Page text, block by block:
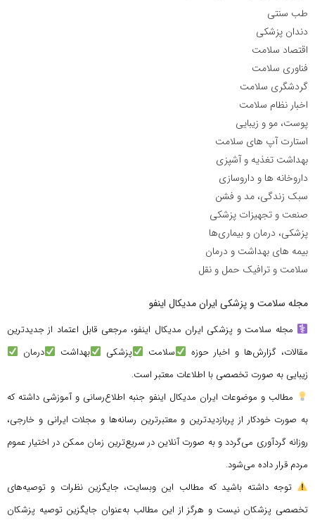
طب سنتی
دندان پزشکی
اقتصاد سلامت
فناوری سلامت
گردشگری سلامت
اخبار نظام سلامت
پوست، مو و زیبایی
استارت آپ های سلامت
بهداشت تغذیه و آشپزی
داروخانه ها و داروسازی
سبک زندگی، مد و فشن
صنعت و تجهیزات پزشکی
پزشکی، درمان و بیماری‌ها
بیمه های بهداشت و درمان
سلامت و ترافیک حمل و نقل
مجله سلامت و پزشکی ایران مدیکال اینفو
مجله سلامت و پزشکی ایران مدیکال اینفو، مرجعی قابل اعتماد از جدیدترین
مقالات، گزارش‌ها و اخبار حوزه
سلامت پزشکی بهداشت
درمان
زیبایی به صورت تخصصی با اطلاعات معتبر است.
مطالب و موضوعات ایران مدیکال اینفو جنبه اطلاع‌رسانی و آموزشی داشته که
به صورت خودکار از پربازدیدترین و معتبرترین رسانه‌ها و مجلات ایرانی و خارجی،
روزانه گردآوری می‌گردد و به صورت آنلاین در سریع‌ترین زمان ممکن در اختیار عموم
مردم قرار داده می‌شود.
توجه داشته باشید که مطالب این وبسایت، جایگزین نظرات و توصیه‌های
تخصصی پزشکان نیست و هرگز از این مطالب به‌عنوان جایگزین توصیه پزشکان